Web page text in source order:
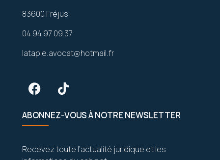
83600 Fréjus
04 94 97 09 37
latapie.avocat@hotmail.fr
ABONNEZ-VOUS À NOTRE NEWSLETTER
Recevez toute l’actualité juridique et les